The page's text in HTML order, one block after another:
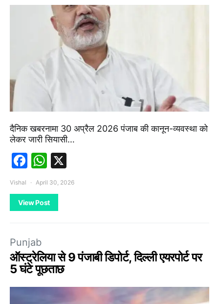
दैनिक खबरनामा 30 अप्रैल 2026 पंजाब की कानून-व्यवस्था को
लेकर जारी सियासी…
Facebook
WhatsApp
Vishal April 30, 2026
View Post
Punjab
ऑस्ट्रेलिया से 9 पंजाबी डिपोर्ट, दिल्ली एयरपोर्ट पर
5 घंटे पूछताछ